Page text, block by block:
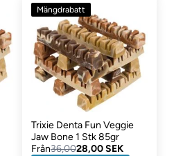
Mängdrabatt
Trixie Denta Fun Veggie
Jaw Bone 1 Stk 85gr
Från36,0028,00 SEK